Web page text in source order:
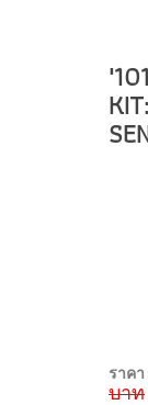
ราคา
บาท